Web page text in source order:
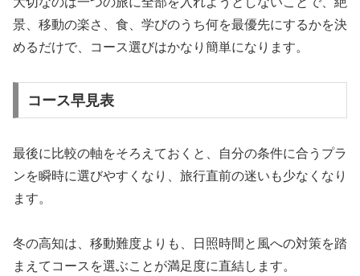
景、移動の楽さ、食、学びのうち何を最優先にするかを決
めるだけで、コース選びはかなり簡単になります。
コース早見表
最後に比較の軸をそろえておくと、自分の条件に合うプラ
ンを瞬時に選びやすくなり、旅行直前の迷いも少なくなり
ます。
冬の高知は、移動難度よりも、日照時間と風への対策を踏
まえてコースを選ぶことが満足度に直結します。